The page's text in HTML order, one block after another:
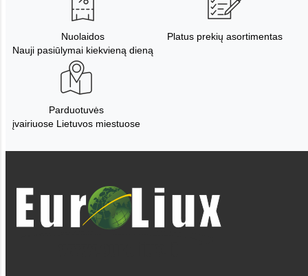
Nuolaidos
Nauji pasiūlymai kiekvieną dieną
Platus prekių asortimentas
Parduotuvės
įvairiuose Lietuvos miestuose